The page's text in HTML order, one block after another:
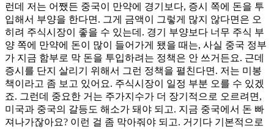
런데 저는 어쨌든 중국이 만약에 경기보다, 증시 쪽에 돈을 투
입해서 부양을 한다면. 그게 금액이 그렇게 많지 않다면은 오
히려 주식시장이 좋을 수 있는데. 경기 부양보다 너무 주식 부
양 쪽에 만약에 돈이 많이 들어가게 됐을 때는, 사실 중국 정부
가 지금 함부로 막 돈을 투입하려는 정책은 안 쓰거든요. 근데
증시를 단지 살리기 위해서 그런 정책을 펼친다면. 저는 미봉
책이라고 좀 보고 있어요. 주식시장이 일정 부분 오를 수 있겠
죠. 그런데 중요한 거는 주가지수가 더 장기적으로 오르려면,
미국과 중국의 갈등도 해소가 돼야 되고. 지금 중국에서 돈 빠
져나가잖아요? 이런 걸 좀 막아줘야 되고. 거기다 기본적으로